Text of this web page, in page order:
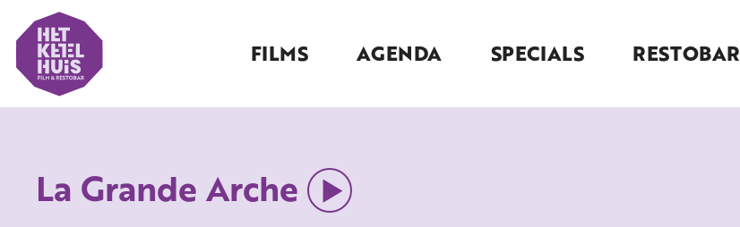
FILMS AGENDA SPECIALS RESTOBAR
La Grande Arche